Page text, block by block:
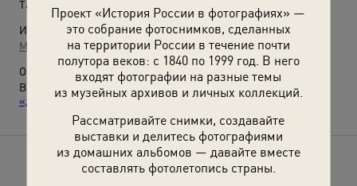
Проект «История России в фотографиях» —
это собрание фотоснимков, сделанных
на территории России в течение почти
полутора веков: с 1840 по 1999 год. В него
входят фотографии на разные темы
из музейных архивов и личных коллекций.
Рассматривайте снимки, создавайте
выставки и делитесь фотографиями
из домашних альбомов — давайте вместе
составлять фотолетопись страны.
Таврическая губ., Крым, г. Ялта
Источники:
МАММ / МДФ
О фотографии:
Выставки «Дореволюционное пароходство»и
«Дореволюционная Россия отдыхает»с этой фотографией.
Расскажите друзьям об этом фото